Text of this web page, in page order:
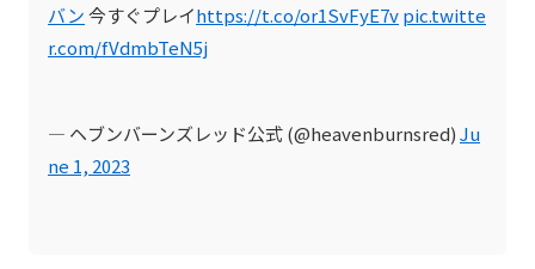
バン今すぐプレイhttps://t.co/or1SvFyE7vpic.twitte
r.com/fVdmbTeN5j
— ヘブンバーンズレッド公式 (@heavenburnsred)Ju
ne 1, 2023